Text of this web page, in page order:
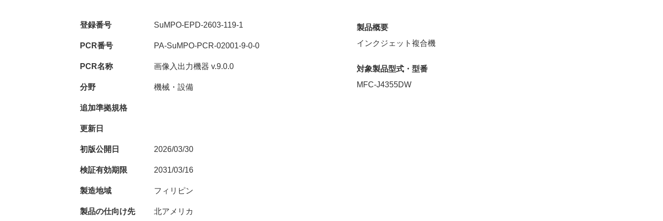
登録番号 SuMPO-EPD-2603-119-1
PCR番号 PA-SuMPO-PCR-02001-9-0-0
PCR名称 画像入出力機器 v.9.0.0
分野 機械・設備
追加準拠規格
更新日
初版公開日 2026/03/30
検証有効期限 2031/03/16
製造地域 フィリピン
製品の仕向け先 北アメリカ
製品概要
インクジェット複合機
対象製品型式・型番
MFC-J4355DW